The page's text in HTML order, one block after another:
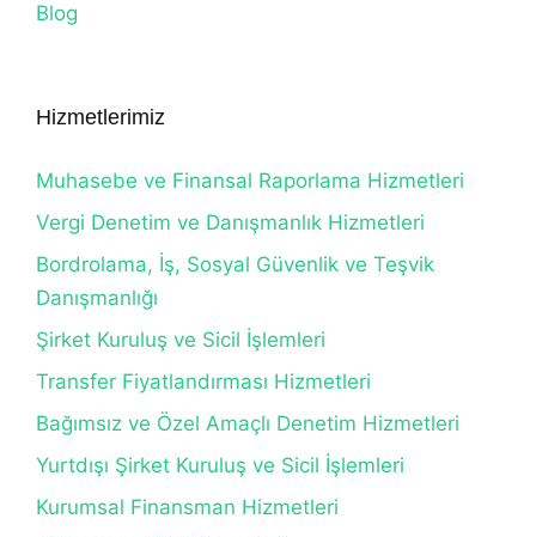
Blog
Hizmetlerimiz
Muhasebe ve Finansal Raporlama Hizmetleri
Vergi Denetim ve Danışmanlık Hizmetleri
Bordrolama, İş, Sosyal Güvenlik ve Teşvik
Danışmanlığı
Şirket Kuruluş ve Sicil İşlemleri
Transfer Fiyatlandırması Hizmetleri
Bağımsız ve Özel Amaçlı Denetim Hizmetleri
Yurtdışı Şirket Kuruluş ve Sicil İşlemleri
Kurumsal Finansman Hizmetleri